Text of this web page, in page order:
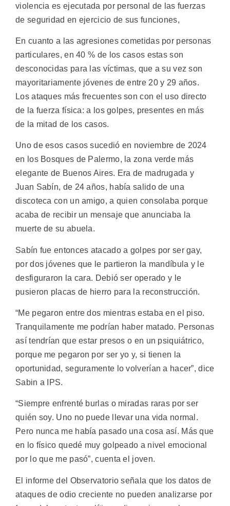
violencia es ejecutada por personal de las fuerzas
de seguridad en ejercicio de sus funciones,
En cuanto a las agresiones cometidas por personas
particulares, en 40 % de los casos estas son
desconocidas para las víctimas, que a su vez son
mayoritariamente jóvenes de entre 20 y 29 años.
Los ataques más frecuentes son con el uso directo
de la fuerza física: a los golpes, presentes en más
de la mitad de los casos.
Uno de esos casos sucedió en noviembre de 2024
en los Bosques de Palermo, la zona verde más
elegante de Buenos Aires. Era de madrugada y
Juan Sabín, de 24 años, había salido de una
discoteca con un amigo, a quien consolaba porque
acaba de recibir un mensaje que anunciaba la
muerte de su abuela.
Sabín fue entonces atacado a golpes por ser gay,
por dos jóvenes que le partieron la mandíbula y le
desfiguraron la cara. Debió ser operado y le
pusieron placas de hierro para la reconstrucción.
“Me pegaron entre dos mientras estaba en el piso.
Tranquilamente me podrían haber matado. Personas
así tendrían que estar presos o en un psiquiátrico,
porque me pegaron por ser yo y, si tienen la
oportunidad, seguramente lo volverían a hacer”, dice
Sabin a IPS.
“Siempre enfrenté burlas o miradas raras por ser
quién soy. Uno no puede llevar una vida normal.
Pero nunca me había pasado una cosa así. Más que
en lo físico quedé muy golpeado a nivel emocional
por lo que me pasó”, cuenta el joven.
El informe del Observatorio señala que los datos de
ataques de odio creciente no pueden analizarse por